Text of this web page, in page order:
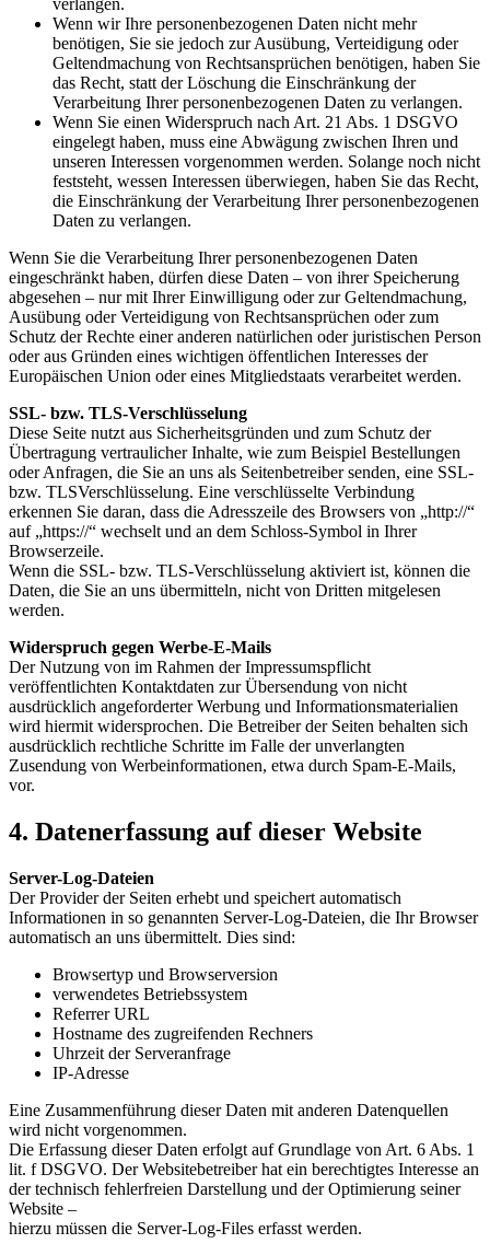
verlangen.
Wenn wir Ihre personenbezogenen Daten nicht mehr
benötigen, Sie sie jedoch zur Ausübung, Verteidigung oder
Geltendmachung von Rechtsansprüchen benötigen, haben Sie
das Recht, statt der Löschung die Einschränkung der
Verarbeitung Ihrer personenbezogenen Daten zu verlangen.
Wenn Sie einen Widerspruch nach Art. 21 Abs. 1 DSGVO
eingelegt haben, muss eine Abwägung zwischen Ihren und
unseren Interessen vorgenommen werden. Solange noch nicht
feststeht, wessen Interessen überwiegen, haben Sie das Recht,
die Einschränkung der Verarbeitung Ihrer personenbezogenen
Daten zu verlangen.
Wenn Sie die Verarbeitung Ihrer personenbezogenen Daten
eingeschränkt haben, dürfen diese Daten – von ihrer Speicherung
abgesehen – nur mit Ihrer Einwilligung oder zur Geltendmachung,
Ausübung oder Verteidigung von Rechtsansprüchen oder zum
Schutz der Rechte einer anderen natürlichen oder juristischen Person
oder aus Gründen eines wichtigen öffentlichen Interesses der
Europäischen Union oder eines Mitgliedstaats verarbeitet werden.
SSL- bzw. TLS-Verschlüsselung
Diese Seite nutzt aus Sicherheitsgründen und zum Schutz der
Übertragung vertraulicher Inhalte, wie zum Beispiel Bestellungen
oder Anfragen, die Sie an uns als Seitenbetreiber senden, eine SSL-
bzw. TLSVerschlüsselung. Eine verschlüsselte Verbindung
erkennen Sie daran, dass die Adresszeile des Browsers von „http://“
auf „https://“ wechselt und an dem Schloss-Symbol in Ihrer
Browserzeile.
Wenn die SSL- bzw. TLS-Verschlüsselung aktiviert ist, können die
Daten, die Sie an uns übermitteln, nicht von Dritten mitgelesen
werden.
Widerspruch gegen Werbe-E-Mails
Der Nutzung von im Rahmen der Impressumspflicht
veröffentlichten Kontaktdaten zur Übersendung von nicht
ausdrücklich angeforderter Werbung und Informationsmaterialien
wird hiermit widersprochen. Die Betreiber der Seiten behalten sich
ausdrücklich rechtliche Schritte im Falle der unverlangten
Zusendung von Werbeinformationen, etwa durch Spam-E-Mails,
vor.
4. Datenerfassung auf dieser Website
Server-Log-Dateien
Der Provider der Seiten erhebt und speichert automatisch
Informationen in so genannten Server-Log-Dateien, die Ihr Browser
automatisch an uns übermittelt. Dies sind:
Browsertyp und Browserversion
verwendetes Betriebssystem
Referrer URL
Hostname des zugreifenden Rechners
Uhrzeit der Serveranfrage
IP-Adresse
Eine Zusammenführung dieser Daten mit anderen Datenquellen
wird nicht vorgenommen.
Die Erfassung dieser Daten erfolgt auf Grundlage von Art. 6 Abs. 1
lit. f DSGVO. Der Websitebetreiber hat ein berechtigtes Interesse an
der technisch fehlerfreien Darstellung und der Optimierung seiner
Website –
hierzu müssen die Server-Log-Files erfasst werden.